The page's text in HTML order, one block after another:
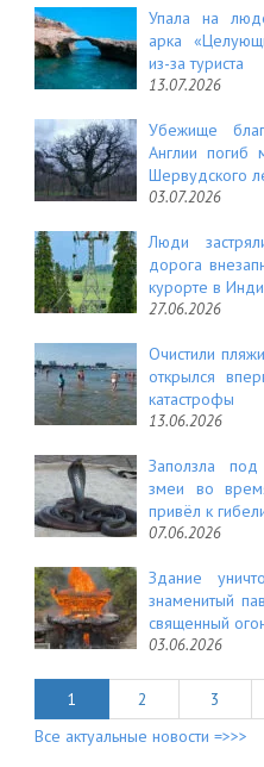
Упала на
арка
из-за туриста
13.07.2026
Убежище
Англии погиб
Шервудского
03.07.2026
Люди
дорога
курорте в
27.06.2026
Очистили
открылся
катастрофы
13.06.2026
Заползла
змеи во
привёл к
07.06.2026
Здание
знаменитый
священный
03.06.2026
1 2 3
Все актуальные новости =>>>